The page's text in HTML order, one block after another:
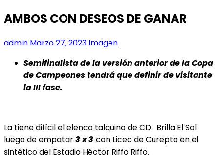
AMBOS CON DESEOS DE GANAR
admin Marzo 27, 2023 Imagen
Semifinalista de la versión anterior de la Copa
de Campeones tendrá que definir de visitante
la III fase.
La tiene difícil el elenco talquino de CD. Brilla El Sol
luego de empatar3 x 3 con Liceo de Curepto en el
sintético del Estadio Héctor Riffo Riffo.